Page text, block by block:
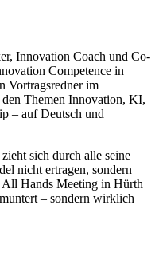
Innovation Coach und Co-
Competence in
Vortragsredner im
den Themen Innovation, KI,
– auf Deutsch und
sich durch alle seine
nicht ertragen, sondern
All Hands Meeting in Hürth
– sondern wirklich